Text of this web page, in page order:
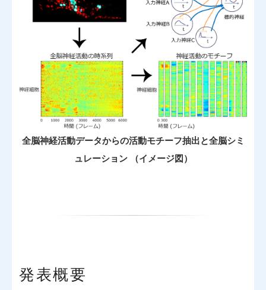
全脳神経活動データからの活動モチーフ抽出と全脳シミ
ュレーション （イメージ図）
発表概要